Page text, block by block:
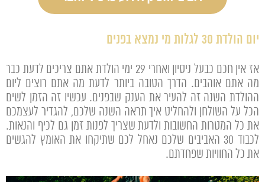
יום הולדת 30 לגלות מי נמצא בפנים
אז אין חכם כבעל ניסיון ואחרי 29 ימי הולדת אתם צריכים לדעת כבר
מה אתם אוהבים. הדרך הטובה ביותר לדעת מה אתם רוצים ליום
ההולדת השנה זה להעיר את הענק שבפנים. עכשיו זה הזמן לשים
הכל על השולחן ולהחליט איך תראה השנה שלכם, להגדיר לעצמכם
את כל המטרות החשובות ולדעת שצריך לפנות זמן גם לכיף והנאות.
לכבוד 30 האביבים שלכם נאחל לכם שתיקחו את האומץ להגשים
את כל החוויות שפחדתם.